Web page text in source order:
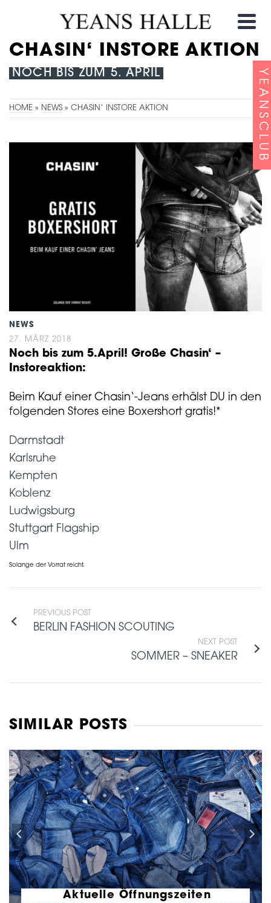
CHASIN‘ INSTORE AKTION
NOCH BIS ZUM 5. APRIL
HOME » NEWS » CHASIN‘ INSTORE AKTION
NEWS
27. MÄRZ 2018
Noch bis zum 5.April! Große Chasin‘ –
Instoreaktion:
Beim Kauf einer Chasin‘-Jeans erhälst DU in den
folgenden Stores eine Boxershort gratis!*
Darmstadt
Karlsruhe
Kempten
Koblenz
Ludwigsburg
Stuttgart Flagship
Ulm
Solange der Vorrat reicht.
PREVIOUS POST
BERLIN FASHION SCOUTING
NEXT POST
SOMMER – SNEAKER
SIMILAR POSTS
Aktuelle Öffnungszeiten
YEANSCLUB